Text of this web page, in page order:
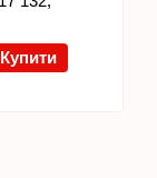
Купити